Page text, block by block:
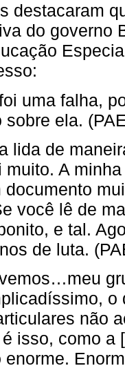
destacaram
do governo
uma falha,
sobre ela.
lida de
muito. A
documento
você lê de
e tal.
de luta.
o
não
isso, como a
enorme.